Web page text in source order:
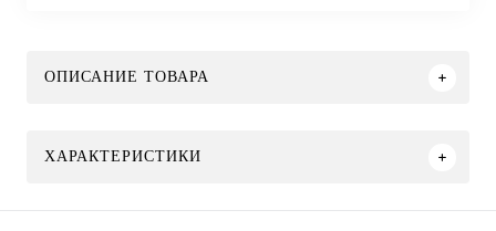
ОПИСАНИЕ ТОВАРА
ХАРАКТЕРИСТИКИ